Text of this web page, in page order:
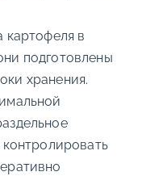
картофеля в
подготовлены
хранения.
контролировать